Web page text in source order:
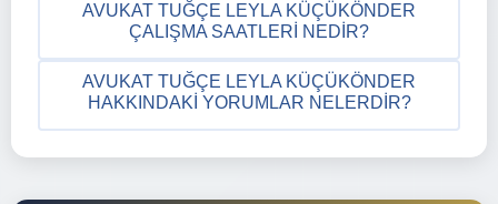
AVUKAT TUĞÇE LEYLA KÜÇÜKÖNDER
ÇALIŞMA SAATLERI NEDIR?
AVUKAT TUĞÇE LEYLA KÜÇÜKÖNDER
HAKKINDAKI YORUMLAR NELERDIR?